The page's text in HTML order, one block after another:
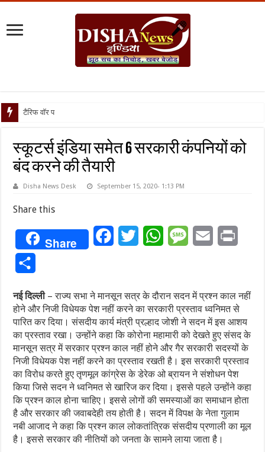
टैरिफ वॉर पर पिघली बर्फ, ट्र
स्कूटर्स इंडिया समेत 6 सरकारी कंपनियों को
बंद करने की तैयारी
Disha News Desk September 15, 2020- 1:13 PM
Share this
Share FacebookTwitterWhatsAppMessageEmail
नई दिल्ली – राज्य सभा ने मानसून सत्र के दौरान सदन में प्रश्न काल नहीं
होने और निजी विधेयक पेश नहीं करने का सरकारी प्रस्ताव ध्वनिमत से
पारित कर दिया। संसदीय कार्य मंत्री प्रल्हाद जोशी ने सदन में इस आशय
का प्रस्ताव रखा। उन्होंने कहा कि कोरोना महामारी को देखते हुए संसद के
मानसून सत्र में सरकार प्रश्न काल नहीं होने और गैर सरकारी सदस्यों के
निजी विधेयक पेश नहीं करने का प्रस्ताव रखती है। इस सरकारी प्रस्ताव
का विरोध करते हुए तृणमूल कांग्रेस के डेरेक ओ ब्रायन ने संशोधन पेश
किया जिसे सदन ने ध्वनिमत से खारिज कर दिया। इससे पहले उन्होंने कहा
कि प्रश्न काल होना चाहिए। इससे लोगों की समस्याओं का समाधान होता
है और सरकार की जवाबदेही तय होती है। सदन में विपक्ष के नेता गुलाम
नबी आजाद ने कहा कि प्रश्न काल लोकतांत्रिक संसदीय प्रणाली का मूल
है। इससे सरकार की नीतियों को जनता के सामने लाया जाता है।